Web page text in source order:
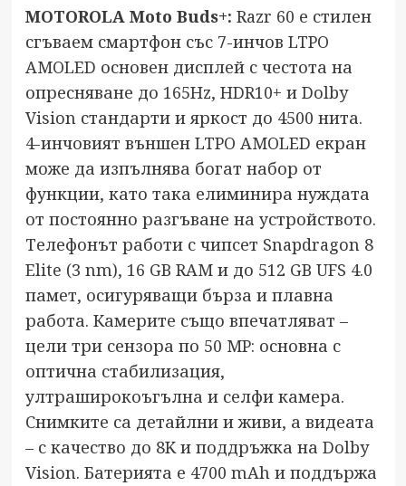
MOTOROLA Moto Buds+: Razr 60 е стилен
сгъваем смартфон със 7-инчов LTPO
AMOLED основен дисплей с честота на
опресняване до 165Hz, HDR10+ и Dolby
Vision стандарти и яркост до 4500 нита.
4-инчовият външен LTPO AMOLED екран
може да изпълнява богат набор от
функции, като така елиминира нуждата
от постоянно разгъване на устройството.
Телефонът работи с чипсет Snapdragon 8
Elite (3 nm), 16 GB RAM и до 512 GB UFS 4.0
памет, осигуряващи бърза и плавна
работа. Камерите също впечатляват –
цели три сензора по 50 MP: основна с
оптична стабилизация,
ултраширокоъгълна и селфи камера.
Снимките са детайлни и живи, а видеата
– с качество до 8K и поддръжка на Dolby
Vision. Батерията е 4700 mAh и поддържа